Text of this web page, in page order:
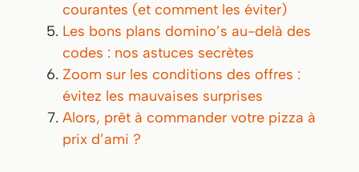
courantes (et comment les éviter)
Les bons plans domino’s au-delà des
codes : nos astuces secrètes
Zoom sur les conditions des offres :
évitez les mauvaises surprises
Alors, prêt à commander votre pizza à
prix d’ami ?